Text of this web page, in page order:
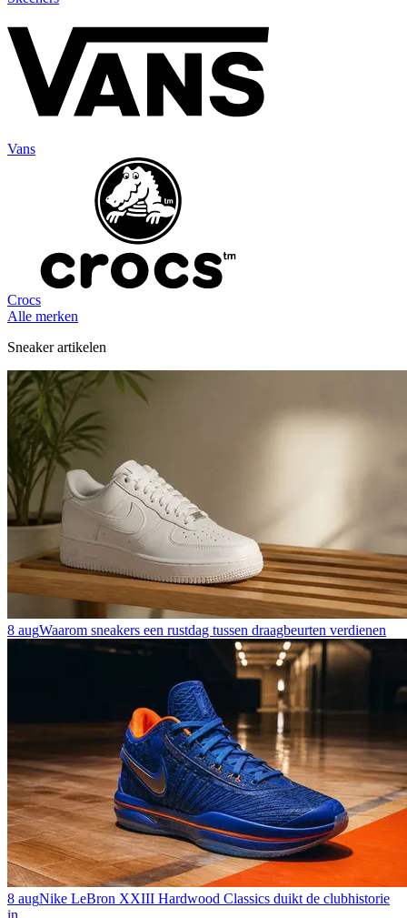
Vans
Crocs
Alle merken
Sneaker artikelen
8 augWaarom sneakers een rustdag tussen draagbeurten verdienen
8 augNike LeBron XXIII Hardwood Classics duikt de clubhistorie
in